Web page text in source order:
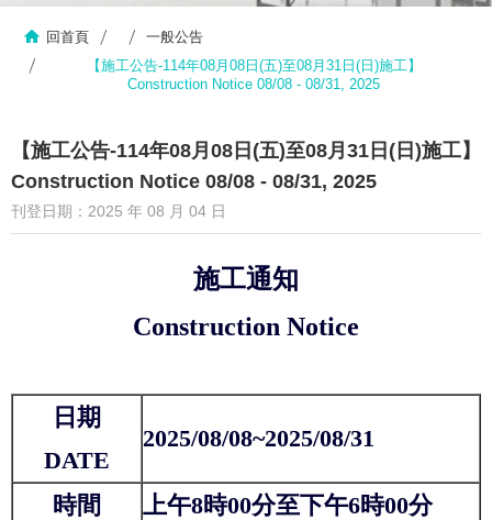
回首頁
一般公告
【施工公告-114年08月08日(五)至08月31日(日)施工】
Construction Notice 08/08 - 08/31, 2025
【施工公告-114年08月08日(五)至08月31日(日)施工】
Construction Notice 08/08 - 08/31, 2025
刊登日期：2025 年 08 月 04 日
施工通知
Construction Notice
日期
DATE
2025/08/08~2025/08/31
時間
上午8時00分至下午6時00分